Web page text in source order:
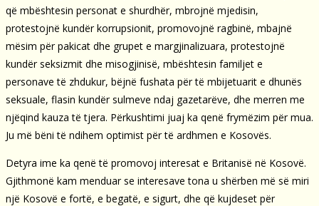
që mbështesin personat e shurdhër, mbrojnë mjedisin,
protestojnë kundër korrupsionit, promovojnë ragbinë, mbajnë
mësim për pakicat dhe grupet e margjinalizuara, protestojnë
kundër seksizmit dhe misogjinisë, mbështesin familjet e
personave të zhdukur, bëjnë fushata për të mbijetuarit e dhunës
seksuale, flasin kundër sulmeve ndaj gazetarëve, dhe merren me
njëqind kauza të tjera. Përkushtimi juaj ka qenë frymëzim për mua.
Ju më bëni të ndihem optimist për të ardhmen e Kosovës.
Detyra ime ka qenë të promovoj interesat e Britanisë në Kosovë.
Gjithmonë kam menduar se interesave tona u shërben më së miri
një Kosovë e fortë, e begatë, e sigurt, dhe që kujdeset për